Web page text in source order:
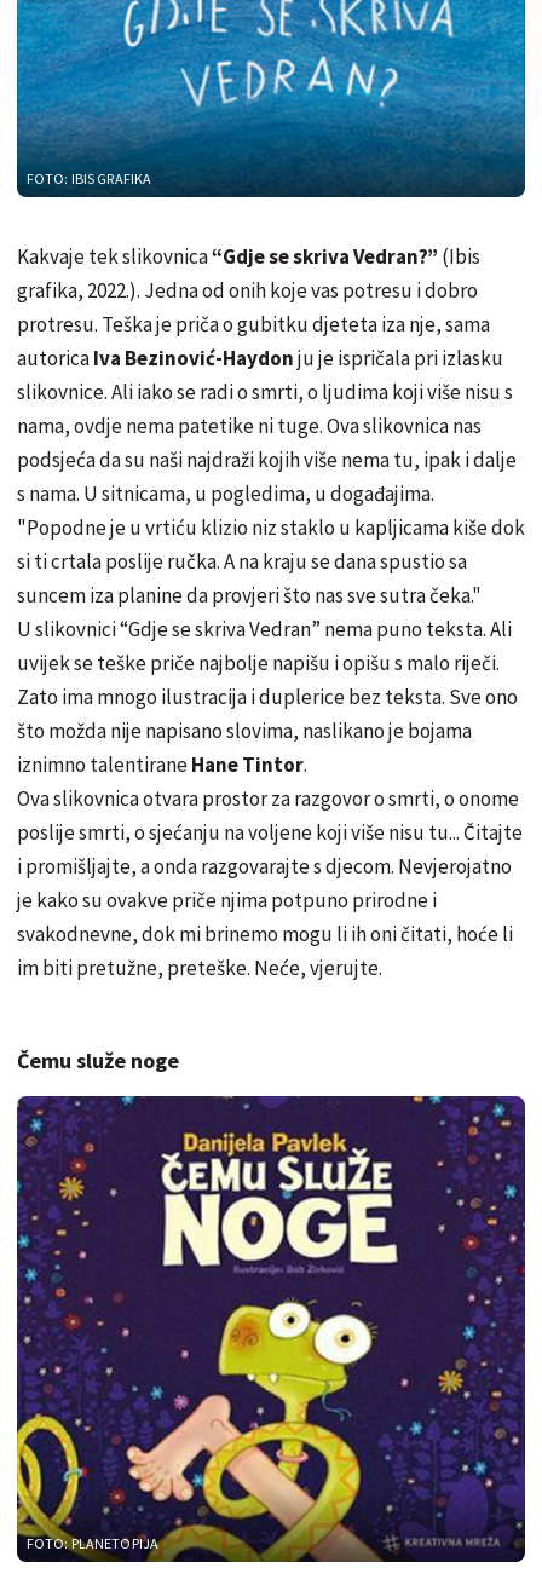
FOTO: IBIS GRAFIKA
Kakvaje tek slikovnica“Gdje se skriva Vedran?” (Ibis
grafika, 2022.). Jedna od onih koje vas potresu i dobro
protresu. Teška je priča o gubitku djeteta iza nje, sama
autoricaIva Bezinović-Haydonju je ispričala pri izlasku
slikovnice. Ali iako se radi o smrti, o ljudima koji više nisu s
nama, ovdje nema patetike ni tuge. Ova slikovnica nas
podsjeća da su naši najdraži kojih više nema tu, ipak i dalje
s nama. U sitnicama, u pogledima, u događajima.
"Popodne je u vrtiću klizio niz staklo u kapljicama kiše dok
si ti crtala poslije ručka. A na kraju se dana spustio sa
suncem iza planine da provjeri što nas sve sutra čeka."
U slikovnici “Gdje se skriva Vedran” nema puno teksta. Ali
uvijek se teške priče najbolje napišu i opišu s malo riječi.
Zato ima mnogo ilustracija i duplerice bez teksta. Sve ono
što možda nije napisano slovima, naslikano je bojama
iznimno talentiraneHane Tintor.
Ova slikovnica otvara prostor za razgovor o smrti, o onome
poslije smrti, o sjećanju na voljene koji više nisu tu... Čitajte
i promišljajte, a onda razgovarajte s djecom. Nevjerojatno
je kako su ovakve priče njima potpuno prirodne i
svakodnevne, dok mi brinemo mogu li ih oni čitati, hoće li
im biti pretužne, preteške. Neće, vjerujte.
Čemu služe noge
FOTO: PLANETOPIJA